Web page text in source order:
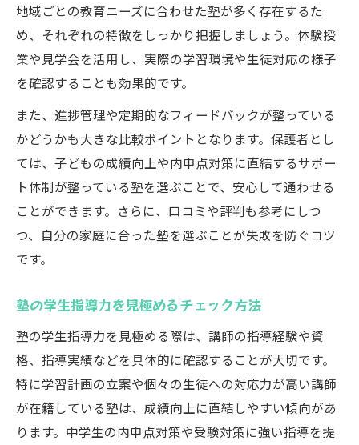
地域ごとの教育ニーズに合わせた塾が多く存在するた
め、それぞれの特徴をしっかり把握しましょう。体験授
業や見学会を活用し、実際の学習環境や生徒対応の様子
を確認することも効果的です。
また、進捗管理や定期的なフィードバックが整っている
かどうかも大きな比較ポイントとなります。保護者とし
ては、子どもの成績向上や内申点対策に直結するサポー
ト体制が整っている塾を選ぶことで、安心して通わせる
ことができます。さらに、口コミや評判も参考にしつ
つ、自分の家庭に合った塾を選ぶことが失敗を防ぐコツ
です。
塾の学生指導力を見極めるチェック方法
塾の学生指導力を見極める際は、講師の指導経験や資
格、指導実績などを具体的に確認することが大切です。
特に学習計画の立案や個々の生徒への対応力が高い講師
が在籍している塾は、成績向上に直結しやすい傾向があ
ります。中学生の内申点対策や受験対策に強い指導を提